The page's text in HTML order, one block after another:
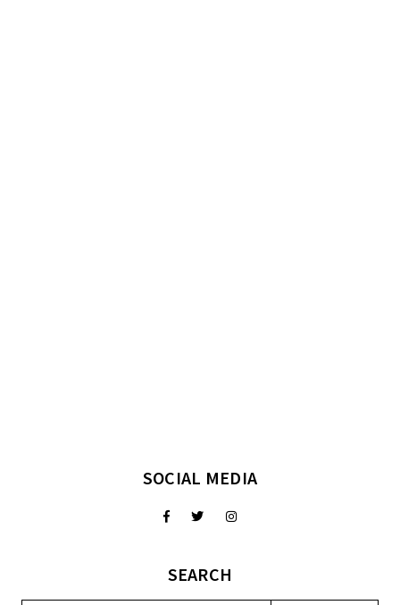
SOCIAL MEDIA
SEARCH